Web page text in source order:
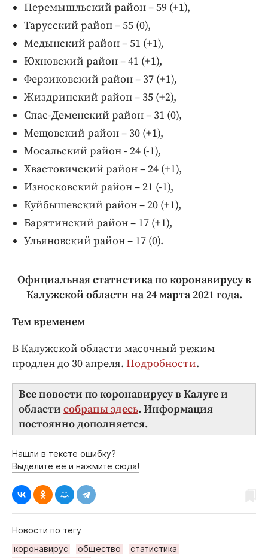
Перемышльский район – 59 (+1),
Тарусский район – 55 (0),
Медынский район – 51 (+1),
Юхновский район – 41 (+1),
Ферзиковский район – 37 (+1),
Жиздринский район – 35 (+2),
Спас-Деменский район – 31 (0),
Мещовский район – 30 (+1),
Мосальский район - 24 (-1),
Хвастовичский район – 24 (+1),
Износковский район – 21 (-1),
Куйбышевский район – 20 (+1),
Барятинский район – 17 (+1),
Ульяновский район – 17 (0).
Официальная статистика по коронавирусу в
Калужской области на 24марта 2021 года.
Тем временем
В Калужской области масочный режим
продлен до 30 апреля. Подробности.
Все новости по коронавирусу в Калуге и
области собраны здесь. Информация
постоянно дополняется.
Нашли в тексте ошибку?
Выделите её и нажмите сюда!
Новости по тегу
коронавирус
общество
статистика